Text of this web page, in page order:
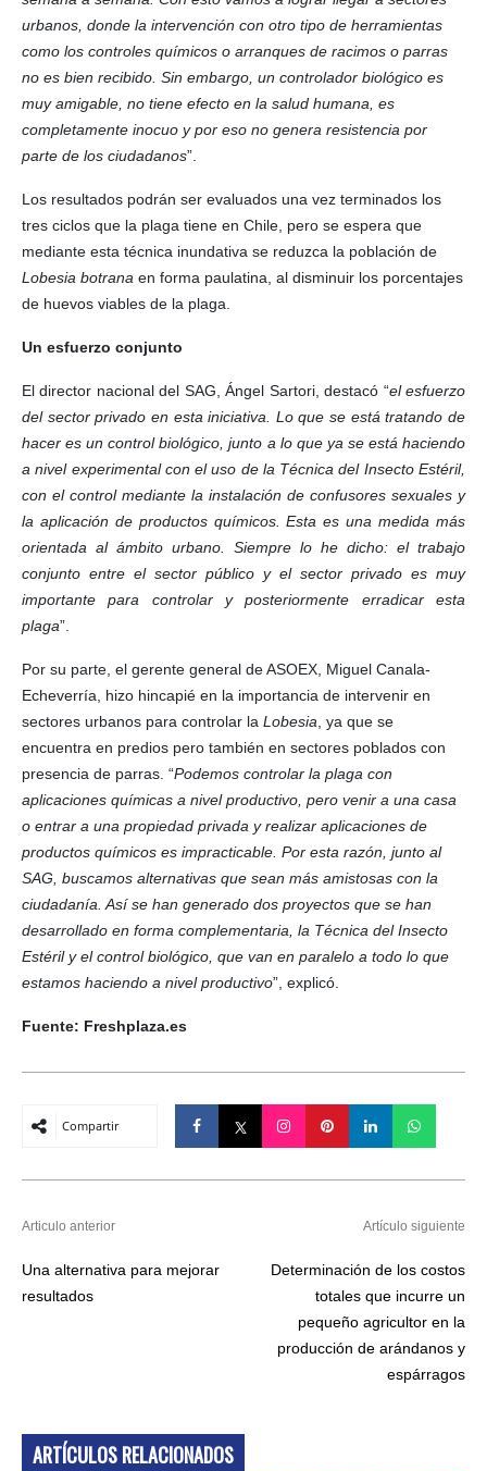
urbanos, donde la intervención con otro tipo de herramientas
como los controles químicos o arranques de racimos o parras
no es bien recibido. Sin embargo, un controlador biológico es
muy amigable, no tiene efecto en la salud humana, es
completamente inocuo y por eso no genera resistencia por
parte de los ciudadanos”.
Los resultados podrán ser evaluados una vez terminados los
tres ciclos que la plaga tiene en Chile, pero se espera que
mediante esta técnica inundativa se reduzca la población de
Lobesia botrana en forma paulatina, al disminuir los porcentajes
de huevos viables de la plaga.
Un esfuerzo conjunto
El director nacional del SAG, Ángel Sartori, destacó “el esfuerzo
del sector privado en esta iniciativa. Lo que se está tratando de
hacer es un control biológico, junto a lo que ya se está haciendo
a nivel experimental con el uso de la Técnica del Insecto Estéril,
con el control mediante la instalación de confusores sexuales y
la aplicación de productos químicos. Esta es una medida más
orientada al ámbito urbano. Siempre lo he dicho: el trabajo
conjunto entre el sector público y el sector privado es muy
importante para controlar y posteriormente erradicar esta
plaga”.
Por su parte, el gerente general de ASOEX, Miguel Canala-
Echeverría, hizo hincapié en la importancia de intervenir en
sectores urbanos para controlar la Lobesia, ya que se
encuentra en predios pero también en sectores poblados con
presencia de parras. “Podemos controlar la plaga con
aplicaciones químicas a nivel productivo, pero venir a una casa
o entrar a una propiedad privada y realizar aplicaciones de
productos químicos es impracticable. Por esta razón, junto al
SAG, buscamos alternativas que sean más amistosas con la
ciudadanía. Así se han generado dos proyectos que se han
desarrollado en forma complementaria, la Técnica del Insecto
Estéril y el control biológico, que van en paralelo a todo lo que
estamos haciendo a nivel productivo”, explicó.
Fuente: Freshplaza.es
Compartir
Articulo anterior
Una alternativa para mejorar
resultados
Artículo siguiente
Determinación de los costos
totales que incurre un
pequeño agricultor en la
producción de arándanos y
espárragos
ARTÍCULOS RELACIONADOS